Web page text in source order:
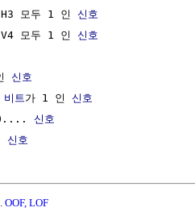
모두 1 인 신호
모두 1 인 신호
신호
비트 가 1 인 신호
신호
신호
OOF, LOF